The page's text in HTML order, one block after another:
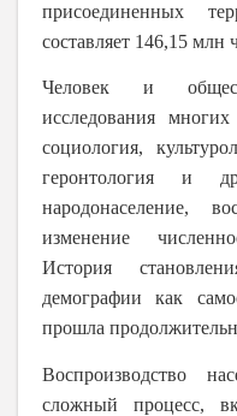
присоединенных
составляет 146,15 млн
Человек и
исследования
социология,
геронтология и
народонаселение,
изменение
История
демографии как
прошла
Воспроизводство
сложный процесс,